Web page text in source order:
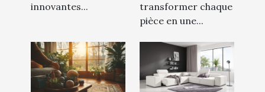
innovantes...
transformer chaque
pièce en une...